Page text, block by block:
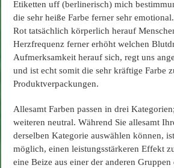
Etiketten uff (berlinerisch) mich
die sehr heiße Farbe ferner sehr
Rot tatsächlich körperlich herauf
Herzfrequenz ferner erhöht welchen
Aufmerksamkeit herauf sich, regt uns
und ist echt somit die sehr kräftige Farbe
Produktverpackungen.
Allesamt Farben passen in drei
weiteren neutral. Während Sie allesamt
derselben Kategorie auswählen können,
möglich, einen leistungsstärkeren Effekt
eine Beize aus einer der anderen Gruppen